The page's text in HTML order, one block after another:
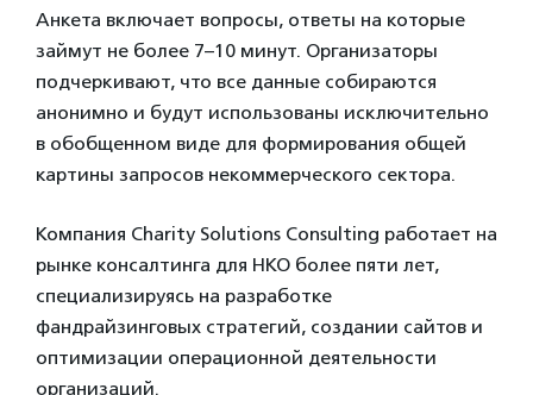
Анкета включает вопросы, ответы на которые
займут не более 7–10 минут. Организаторы
подчеркивают, что все данные собираются
анонимно и будут использованы исключительно
в обобщенном виде для формирования общей
картины запросов некоммерческого сектора.
Компания Charity Solutions Consulting работает на
рынке консалтинга для НКО более пяти лет,
специализируясь на разработке
фандрайзинговых стратегий, создании сайтов и
оптимизации операционной деятельности
организаций.